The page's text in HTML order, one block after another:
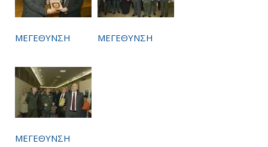
ΜΕΓΕΘΥΝΣΗ ΜΕΓΕΘΥΝΣΗ
ΜΕΓΕΘΥΝΣΗ